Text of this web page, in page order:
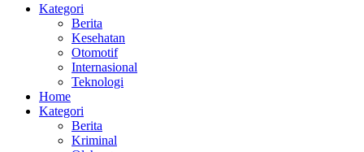
Kategori
Berita
Kesehatan
Otomotif
Internasional
Teknologi
Home
Kategori
Berita
Kriminal